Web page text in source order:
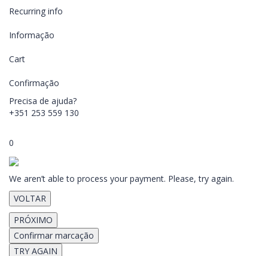
Recurring info
Informação
Cart
Confirmação
Precisa de ajuda?
+351 253 559 130
0
We aren’t able to process your payment. Please, try again.
VOLTAR
PRÓXIMO
Confirmar marcação
TRY AGAIN